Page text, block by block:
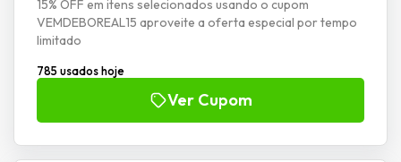
15% OFF em itens selecionados usando o cupom
VEMDEBOREAL15 aproveite a oferta especial por tempo
limitado
785 usados hoje
Ver Cupom